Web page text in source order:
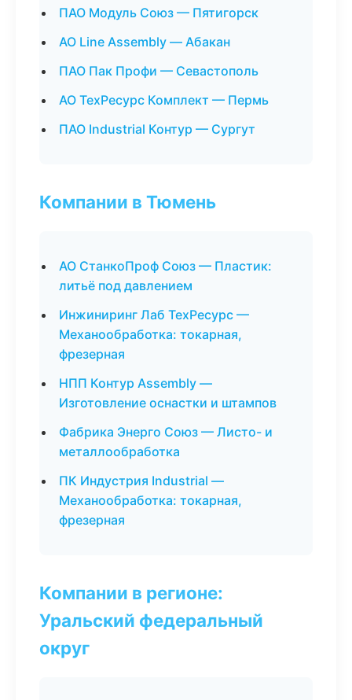
ПАО Модуль Союз — Пятигорск
АО Line Assembly — Абакан
ПАО Пак Профи — Севастополь
АО ТехРесурс Комплект — Пермь
ПАО Industrial Контур — Сургут
Компании в Тюмень
АО СтанкоПроф Союз — Пластик:
литьё под давлением
Инжиниринг Лаб ТехРесурс —
Механообработка: токарная,
фрезерная
НПП Контур Assembly —
Изготовление оснастки и штампов
Фабрика Энерго Союз — Листо- и
металлообработка
ПК Индустрия Industrial —
Механообработка: токарная,
фрезерная
Компании в регионе:
Уральский федеральный
округ